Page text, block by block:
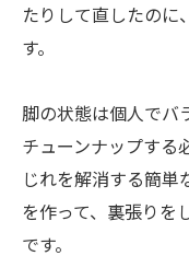
たりして直したのに
す。
脚の状態は個人でバ
チューンナップする
じれを解消する簡
を作って、裏張りを
です。